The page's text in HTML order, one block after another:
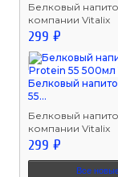
Белковый
компании Vitalix
299 ₽
Белковый
55...
Белковый
компании Vitalix
299 ₽
Все